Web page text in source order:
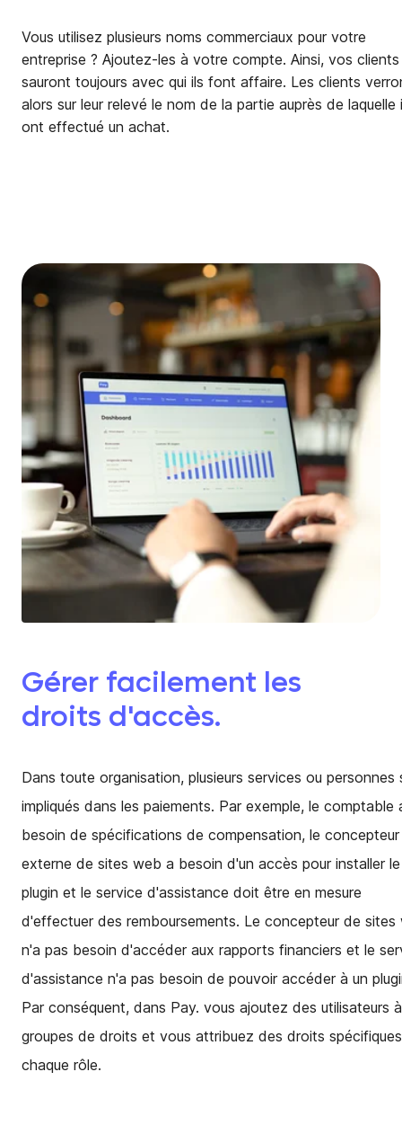
Vous utilisez plusieurs noms commerciaux pour votre
entreprise ? Ajoutez-les à votre compte. Ainsi, vos clients
sauront toujours avec qui ils font affaire. Les clients
alors sur leur relevé le nom de la partie auprès de laquelle
ont effectué un achat.
Gérer facilement les
droits d'accès.
Dans toute organisation, plusieurs services ou personnes
impliqués dans les paiements. Par exemple, le comptable
besoin de spécifications de compensation, le concepteur
externe de sites web a besoin d'un accès pour installer le
plugin et le service d'assistance doit être en mesure
d'effectuer des remboursements. Le concepteur de sites
n'a pas besoin d'accéder aux rapports financiers et le
d'assistance n'a pas besoin de pouvoir accéder à un
Par conséquent, dans Pay. vous ajoutez des utilisateurs
groupes de droits et vous attribuez des droits
chaque rôle.